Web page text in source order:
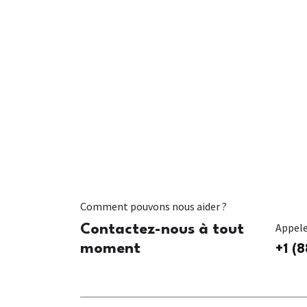
Comment pouvons nous aider ?
Contactez-nous à tout
moment
+1